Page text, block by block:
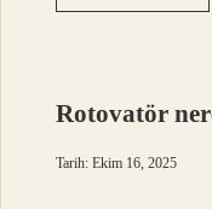
Rotovatör
Tarih: Ekim 16, 2025